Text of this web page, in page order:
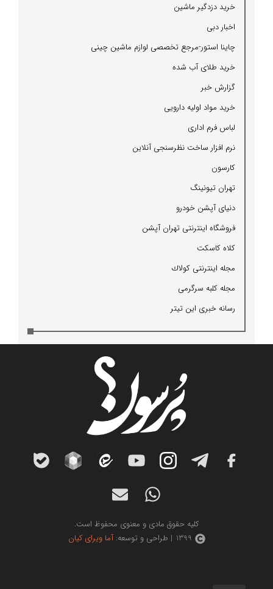
خرید دزدگیر ماشین
اخبار دبی
چاینا استور-مرجع تخصصی لوازم ماشین چینی
خرید طلای آب شده
گزارش خبر
خرید مواد اولیه دارویی
لباس فرم اداری
نرم افزار ساخت نظرسنجی آنلاین
كارسون
تهران تیونینگ
دنیای آپشن خودرو
فروشگاه اینترنتی تهران آپشن
كلاه كاسكت
مجله اینترنتی كولاك
مجله كلبه سرگرمی
رسانه خبری این تیتر
کلیه حقوق مادی و معنوی محفوظ است.
1399 | طراحی و توسعه:
آما ویرای کیان